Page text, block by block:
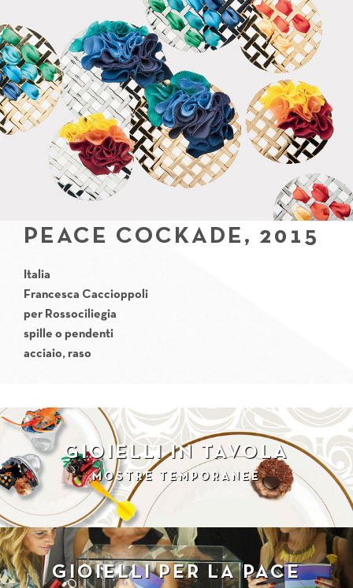
PEACE COCKADE, 2015
Italia
Francesca Caccioppoli
per Rossociliegia
spille o pendenti
acciaio, raso
GIOIELLI IN TAVOLA
MOSTRE TEMPORANEE
GIOIELLI PER LA PACE